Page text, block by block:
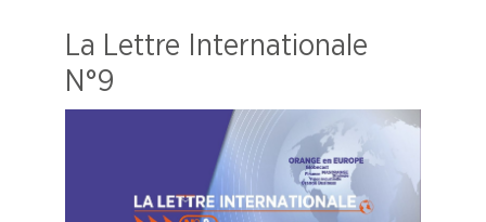
La Lettre Internationale
N°9